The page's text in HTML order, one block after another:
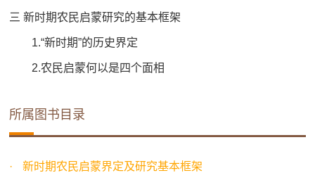
三 新时期农民启蒙研究的基本框架
1.“新时期”的历史界定
2.农民启蒙何以是四个面相
所属图书目录
新时期农民启蒙界定及研究基本框架